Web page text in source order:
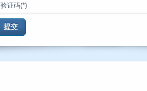
验证码(*)
提交